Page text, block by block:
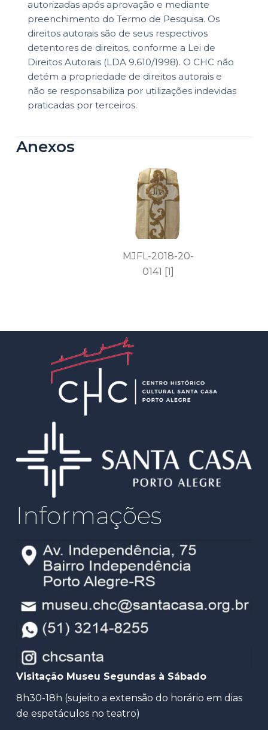
Anexos
MJFL-2018-20-
0141 [1]
autorizadas após aprovação e mediante
preenchimento do Termo de Pesquisa. Os
direitos autorais são de seus respectivos
detentores de direitos, conforme a Lei de
Direitos Autorais (LDA 9.610/1998). O CHC não
detém a propriedade de direitos autorais e
não se responsabiliza por utilizações indevidas
praticadas por terceiros.
Informações
Visitação Museu Segundas à Sábado
8h30-18h (sujeito a extensão do horário em dias
de espetáculos no teatro)